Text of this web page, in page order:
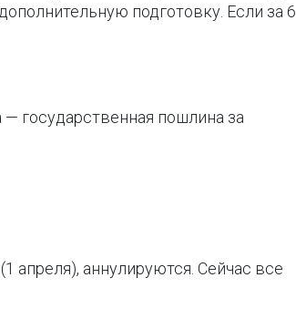
подготовку. Если за 6
государственная пошлина за
апреля), аннулируются. Сейчас все